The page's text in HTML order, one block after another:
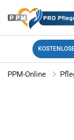
PPM-Online